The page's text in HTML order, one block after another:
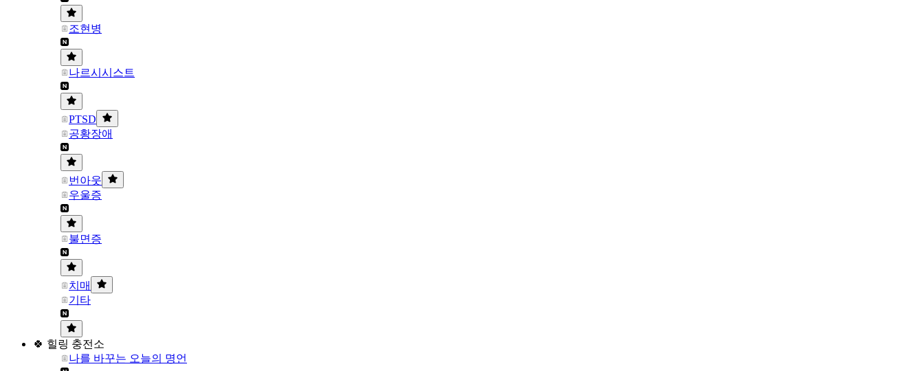
조현병
나르시시스트
PTSD
공황장애
번아웃
우울증
불면증
치매
기타
🍀 힐링 충전소
나를 바꾸는 오늘의 명언